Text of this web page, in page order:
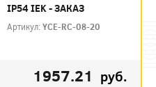
IP54 IEK - ЗАКАЗ
Артикул:YCE-RC-08-20
1957.21 руб.